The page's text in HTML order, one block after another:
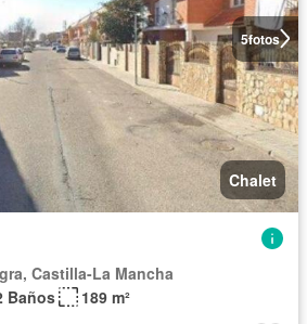
5fotos
Chalet
Castilla-La Mancha
Baños 189 m²